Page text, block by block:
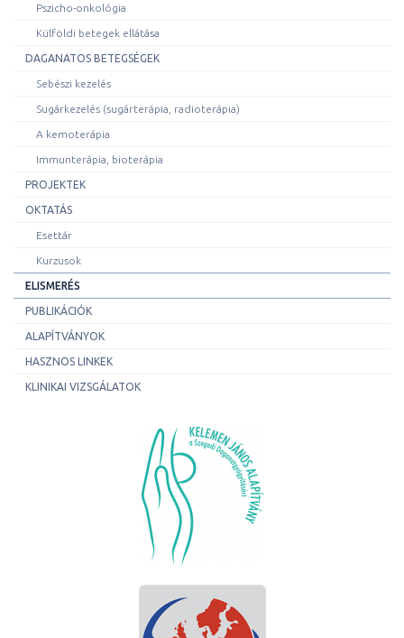
Pszicho-onkológia
Külföldi betegek ellátása
DAGANATOS BETEGSÉGEK
Sebészi kezelés
Sugárkezelés (sugárterápia, radioterápia)
A kemoterápia
Immunterápia, bioterápia
PROJEKTEK
OKTATÁS
Esettár
Kurzusok
ELISMERÉS
PUBLIKÁCIÓK
ALAPÍTVÁNYOK
HASZNOS LINKEK
KLINIKAI VIZSGÁLATOK